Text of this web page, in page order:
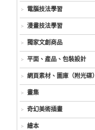
電腦技法學習
漫畫技法學習
獨家文創商品
平面、產品、包裝設計
網頁素材、圖庫（附光碟）
畫集
奇幻美術插畫
繪本